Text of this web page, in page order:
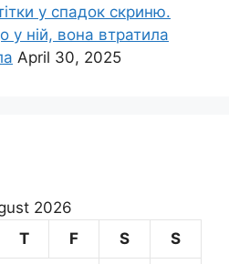
у спадок скриню.
у ній, вона втратила
April 30, 2025
2026
T F S S